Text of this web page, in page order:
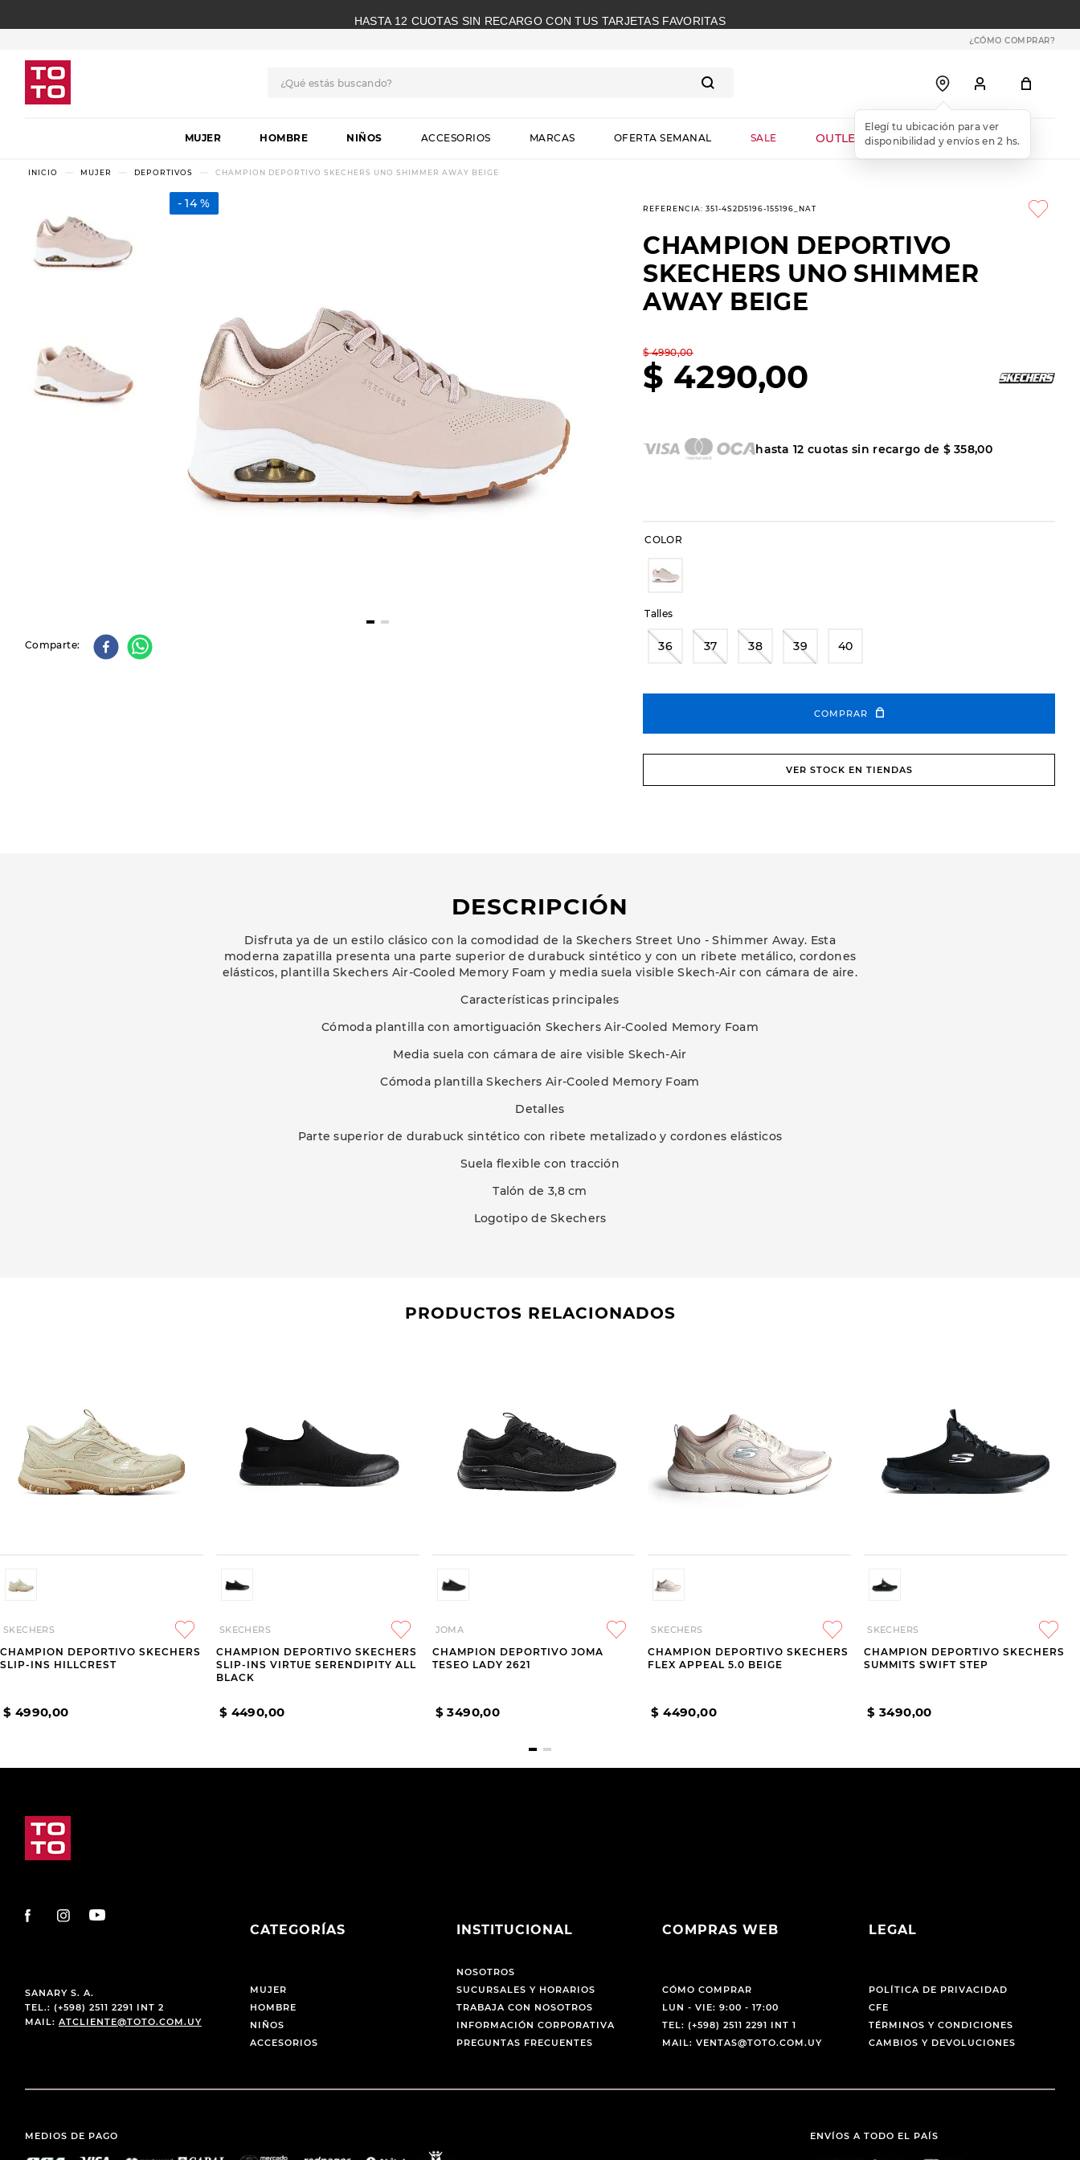
HASTA 12 CUOTAS SIN RECARGO CON TUS TARJETAS FAVORITAS
¿CÓMO COMPRAR?
MUJER HOMBRE NIÑOS ACCESORIOS MARCAS OFERTA SEMANAL SALE OUTLET WEB
MUJER DEPORTIVOS CHAMPION DEPORTIVO SKECHERS UNO SHIMMER AWAY BEIGE
14 %
Comparte
REFERENCIA:351-4S2D5196-155196_NAT
CHAMPION DEPORTIVO
SKECHERS UNO SHIMMER
AWAY BEIGE
$ 4990,00
$ 4290,00
hasta12 cuotas sin recargo de $ 358,00
COLOR
Talles
36 37 38 39 40
COMPRAR
VER STOCK EN TIENDAS
DESCRIPCIÓN
Disfruta ya de un estilo clásico con la comodidad de la Skechers Street Uno - Shimmer Away. Esta
moderna zapatilla presenta una parte superior de durabuck sintético y con un ribete metálico, cordones
elásticos, plantilla Skechers Air-Cooled Memory Foam y media suela visible Skech-Air con cámara de aire.
Características principales
Cómoda plantilla con amortiguación Skechers Air-Cooled Memory Foam
Media suela con cámara de aire visible Skech-Air
Cómoda plantilla Skechers Air-Cooled Memory Foam
Detalles
Parte superior de durabuck sintético con ribete metalizado y cordones elásticos
Suela flexible con tracción
Talón de 3,8 cm
Logotipo de Skechers
PRODUCTOS RELACIONADOS
SKECHERS
CHAMPION DEPORTIVO SKECHERS
SLIP-INS HILLCREST
$ 4990,00
SKECHERS
CHAMPION DEPORTIVO SKECHERS
SLIP-INS VIRTUE SERENDIPITY ALL
BLACK
$ 4490,00
JOMA
CHAMPION DEPORTIVO JOMA
TESEO LADY 2621
$ 3490,00
SKECHERS
CHAMPION DEPORTIVO SKECHERS
FLEX APPEAL 5.0 BEIGE
$ 4490,00
SKECHERS
CHAMPION DEPORTIVO SKECHERS
SUMMITS SWIFT STEP
$ 3490,00
SANARY S. A.
TEL.: (+598) 2511 2291 INT 2
MAIL: ATCLIENTE@TOTO.COM.UY
CATEGORÍAS
MUJER
HOMBRE
NIÑOS
ACCESORIOS
INSTITUCIONAL
NOSOTROS
SUCURSALES Y HORARIOS
TRABAJA CON NOSOTROS
INFORMACIÓN CORPORATIVA
PREGUNTAS FRECUENTES
COMPRAS WEB
CÓMO COMPRAR
LUN - VIE: 9:00 - 17:00
TEL: (+598) 2511 2291 INT 1
MAIL: VENTAS@TOTO.COM.UY
LEGAL
POLÍTICA DE PRIVACIDAD
CFE
TÉRMINOS Y CONDICIONES
CAMBIOS Y DEVOLUCIONES
MEDIOS DE PAGO ENVÍOS A TODO EL PAÍS
1.
botas
.
skechers
3.
8.
sandalias
9.
slip-ins
10
botas dama